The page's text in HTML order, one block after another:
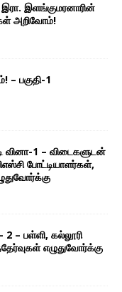
இளங்குமரனாரின்
அறிவோம்!
– பகுதி-1
வினா-1 – விடைகளுடன்
போட்டியாளர்கள்,
2 – பள்ளி, கல்லூரி
எழுதுவோர்க்கு